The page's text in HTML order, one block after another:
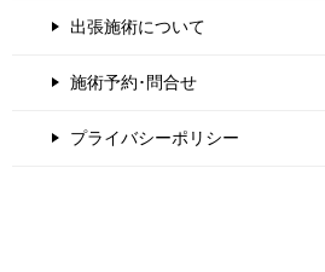
出張施術について
施術予約･問合せ
プライバシーポリシー